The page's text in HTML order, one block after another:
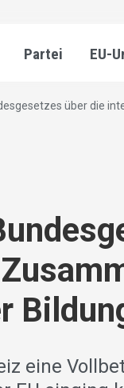
Partei EU-
über die
eine